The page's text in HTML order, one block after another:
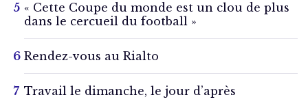
« Cette Coupe du monde est un clou de plus
dans le cercueil du football »
Rendez-vous au Rialto
Travail le dimanche, le jour d’après